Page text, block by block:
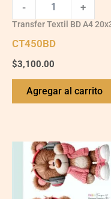
- +
Transfer Textil BD A4
CT450BD
$3,100.00
Agregar al carrito
CT447BD
quantity